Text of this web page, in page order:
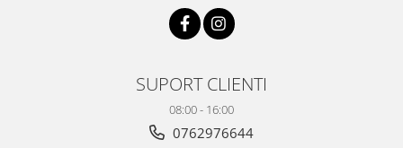
SUPORT CLIENTI
08:00 - 16:00
0762976644